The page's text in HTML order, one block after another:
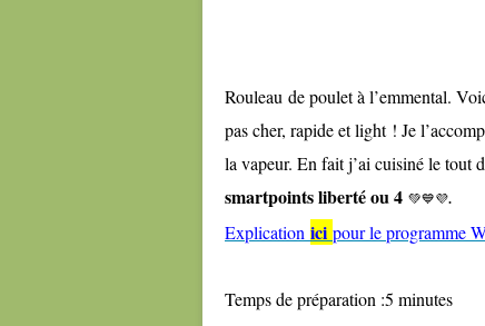
Rouleau de poulet à l’emmental.
pas cher, rapide et light ! Je
la vapeur. En fait j’ai cuisiné le tout
smartpoints liberté ou 4 💚💙💜.
Explication ici pour le programme
Temps de préparation